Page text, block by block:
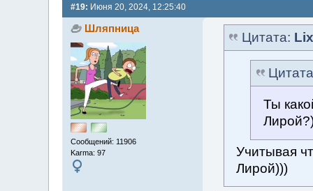
#19: Июня 20, 2024, 12:25:40
Шляпница
Сообщений: 11906
Karma: 97
Цитата:
Ты
Учитывая
Лирой)))